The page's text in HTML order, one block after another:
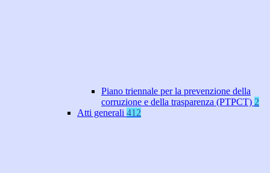
Piano triennale per la prevenzione della
corruzione e della trasparenza (PTPCT) 2
Atti generali 412